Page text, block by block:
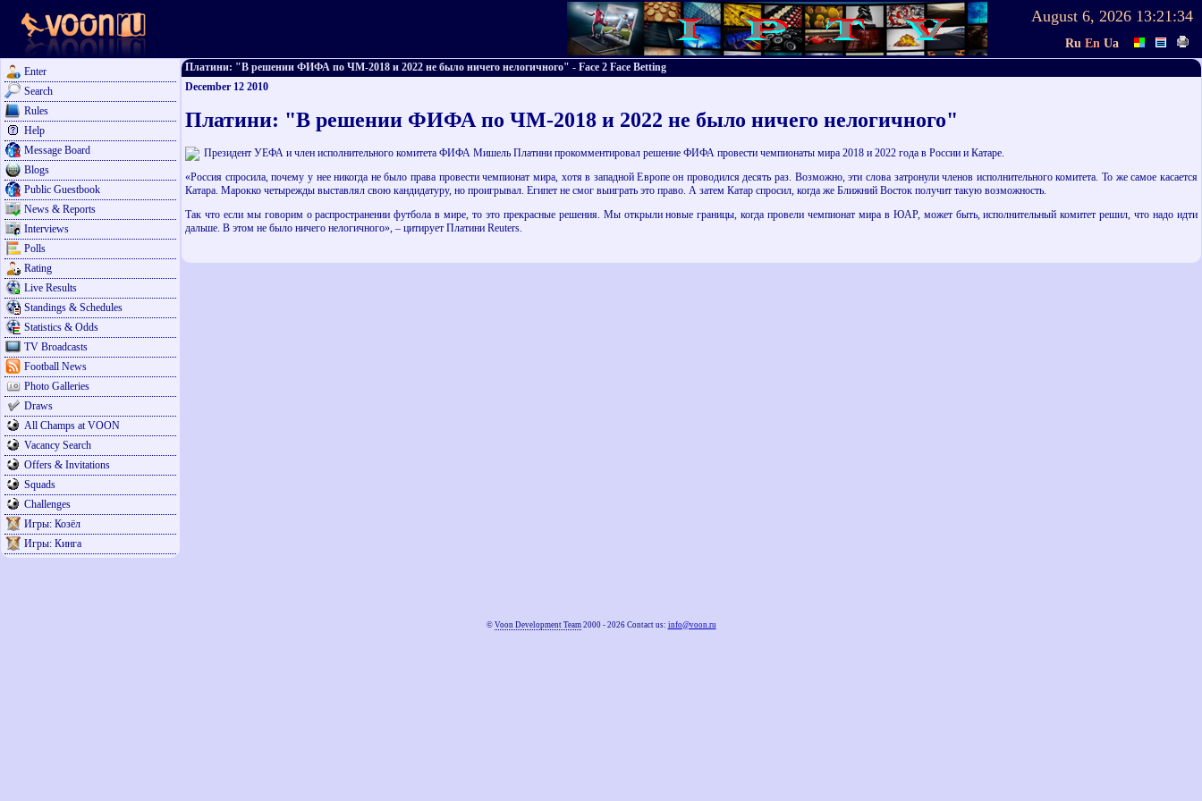
August 6, 2026 13:21:34
Ru En Ua
Enter
Search
Rules
Help
Message Board
Blogs
Public Guestbook
News & Reports
Interviews
Polls
Rating
Live Results
Standings & Schedules
Statistics & Odds
TV Broadcasts
Football News
Photo Galleries
Draws
All Champs at VOON
Vacancy Search
Offers & Invitations
Squads
Challenges
Игры: Козёл
Игры: Кинга
Платини: "В решении ФИФА по ЧМ-2018 и 2022 не было ничего нелогичного" - Face 2 Face Betting
December 12 2010
Платини: "В решении ФИФА по ЧМ-2018 и 2022 не было ничего нелогичного"
Президент УЕФА и член исполнительного комитета ФИФА Мишель Платини прокомментировал решение ФИФА провести чемпионаты мира 2018 и 2022 года в России и Катаре.
«Россия спросила, почему у нее никогда не было права провести чемпионат мира, хотя в западной Европе он проводился десять раз. Возможно, эти слова затронули членов исполнительного комитета. То же самое касается
Катара. Марокко четырежды выставлял свою кандидатуру, но проигрывал. Египет не смог выиграть это право. А затем Катар спросил, когда же Ближний Восток получит такую возможность.
Так что если мы говорим о распространении футбола в мире, то это прекрасные решения. Мы открыли новые границы, когда провели чемпионат мира в ЮАР, может быть, исполнительный комитет решил, что надо идти
дальше. В этом не было ничего нелогичного», – цитирует Платини Reuters.
© Voon Development Team2000 - 2026 Contact us: info@voon.ru